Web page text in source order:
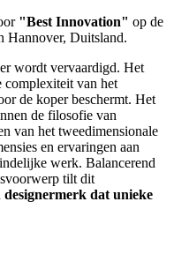
"Best Innovation" op de
Hannover, Duitsland.
wordt vervaardigd. Het
complexiteit van het
de koper beschermt. Het
de filosofie van
van het tweedimensionale
en ervaringen aan
werk. Balancerend
tilt dit
designermerk dat unieke